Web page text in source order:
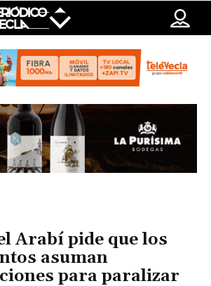
Arabí pide que los
asuman
para paralizar